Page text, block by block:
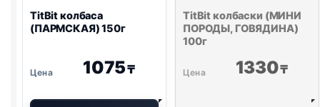
TitBit колбаса
(ПАРМСКАЯ) 150г
1075₸
TitBit колбаски (МИНИ
ПОРОДЫ, ГОВЯДИНА)
100г
1330₸